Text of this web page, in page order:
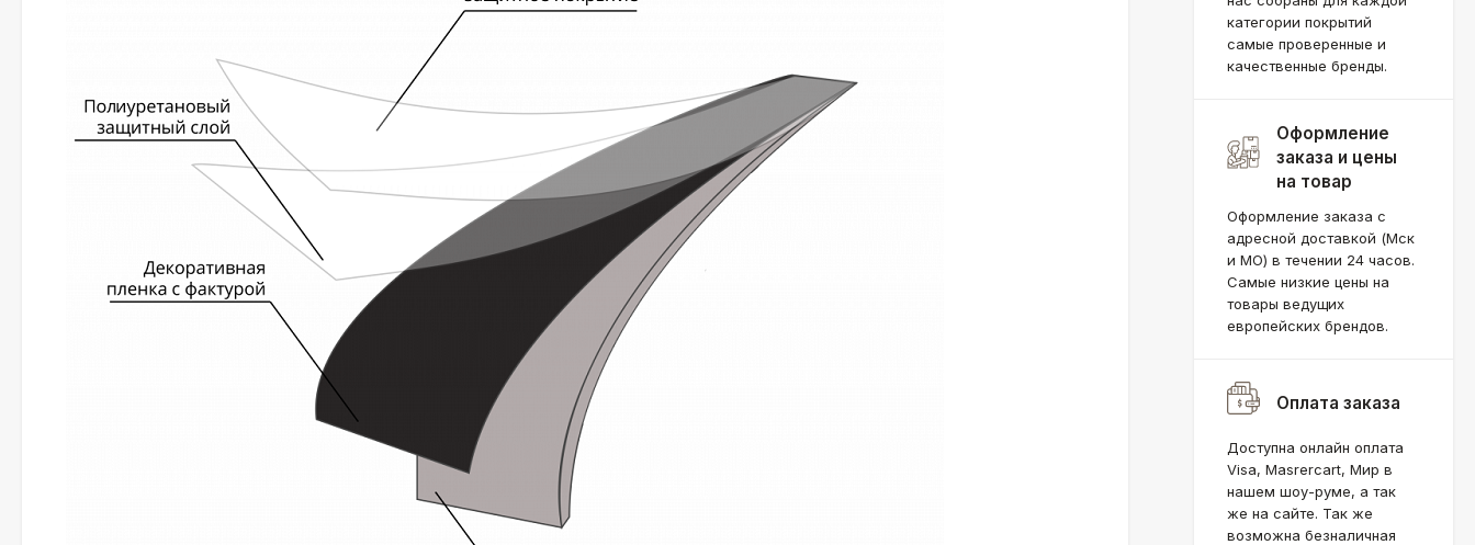
категории покрытий
самые проверенные и
качественные бренды.
Оформление
заказа и цены
на товар
Оформление заказа с
адресной доставкой (Мск
и МО) в течении 24 часов.
Самые низкие цены на
товары ведущих
европейских брендов.
Оплата заказа
Доступна онлайн оплата
Visa, Masrercart, Мир в
нашем шоу-руме, а так
же на сайте. Так же
возможна безналичная